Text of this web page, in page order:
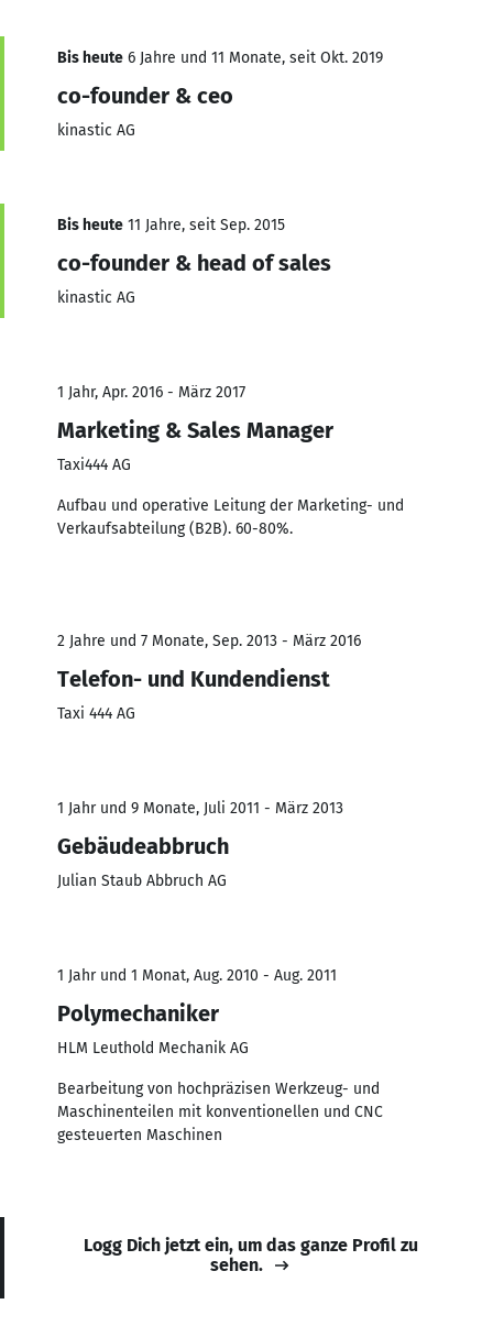
Bis heute 6 Jahre und 11 Monate, seit Okt. 2019
co-founder & ceo
kinastic AG
Bis heute 11 Jahre, seit Sep. 2015
co-founder & head of sales
kinastic AG
1 Jahr, Apr. 2016 - März 2017
Marketing & Sales Manager
Taxi444 AG
Aufbau und operative Leitung der Marketing- und
Verkaufsabteilung (B2B). 60-80%.
2 Jahre und 7 Monate, Sep. 2013 - März 2016
Telefon- und Kundendienst
Taxi 444 AG
1 Jahr und 9 Monate, Juli 2011 - März 2013
Gebäudeabbruch
Julian Staub Abbruch AG
1 Jahr und 1 Monat, Aug. 2010 - Aug. 2011
Polymechaniker
HLM Leuthold Mechanik AG
Bearbeitung von hochpräzisen Werkzeug- und
Maschinenteilen mit konventionellen und CNC
gesteuerten Maschinen
Logg Dich jetzt ein, um das ganze Profil zu
sehen.